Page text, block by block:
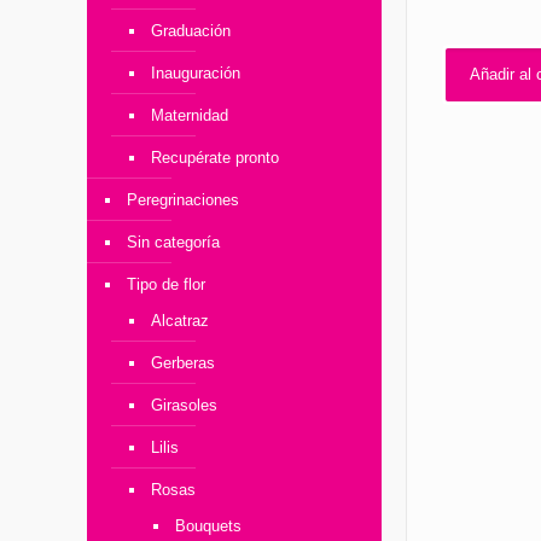
Añadir al
Graduación
Inauguración
Maternidad
Recupérate pronto
Peregrinaciones
Sin categoría
Tipo de flor
Alcatraz
Gerberas
Girasoles
Lilis
Rosas
Bouquets